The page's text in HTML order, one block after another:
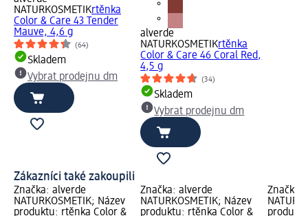
NATURKOSMETIKrtěnka
Color & Care 43 Tender
Mauve, 4,6 g
(64)
Skladem
Vybrat prodejnu dm
alverde
NATURKOSMETIKrtěnka
Color & Care 46 Coral Red,
4,5 g
(34)
Skladem
Vybrat prodejnu dm
Zákazníci také zakoupili
Značka: alverde
NATURKOSMETIK; Název
produktu: rtěnka Color &
Značka: alverde
NATURKOSMETIK; Název
produktu: rtěnka Color &
Značka: